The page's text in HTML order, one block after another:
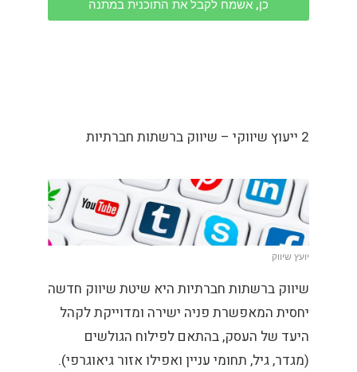
כן, אשמח לקבל את התוכנית במתנה
2 ייעוץ שיווקי – שיווק ברשתות חברתיות
יועץ שיווק
שיווק ברשתות חברתיות היא שיטת שיווק חדשה
יחסית המאפשרת פניה ישירה ומדוייקת לקהל
היעד של העסק, בהתאם לפילוח הגולשים
(מגדר, גיל, תחומי עניין ואפילו אזור גיאוגרפי).